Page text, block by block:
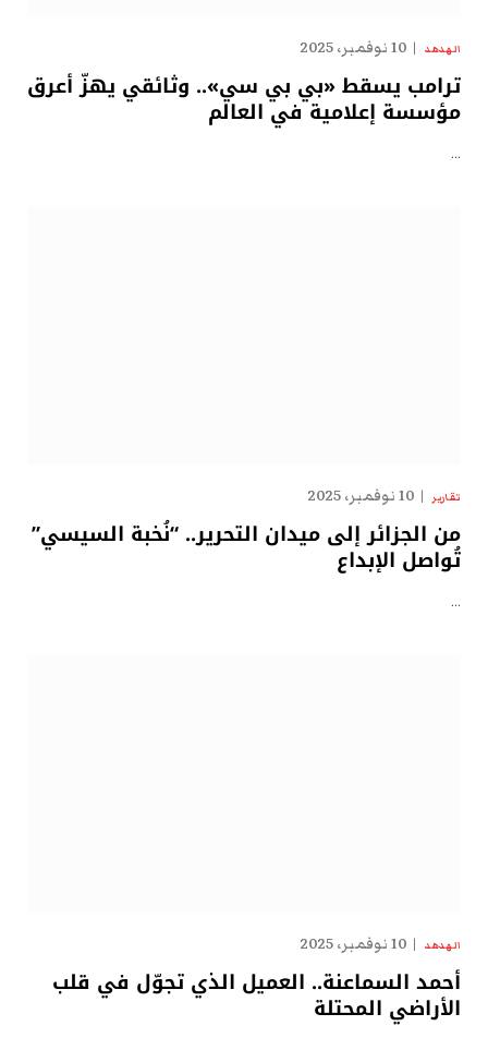
الهدهد 10 نوفمبر، 2025
ترامب يسقط «بي بي سي».. وثائقي يهزّ أعرق
مؤسسة إعلامية في العالم
…
تقارير 10 نوفمبر، 2025
من الجزائر إلى ميدان التحرير.. “نُخبة السيسي”
تُواصل الإبداع
…
الهدهد 10 نوفمبر، 2025
أحمد السماعنة.. العميل الذي تجوّل في قلب
الأراضي المحتلة